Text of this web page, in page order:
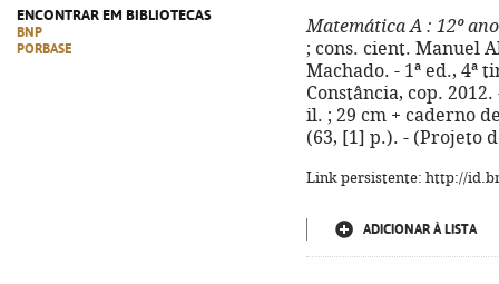
ENCONTRAR EM BIBLIOTECAS
BNP
PORBASE
Matemática A : 12º ano
; cons. cient. Manuel
Machado. - 1ª ed., 4ª
Constância, cop.
il. ; 29 cm + caderno
(63, [1] p.). - (Projeto
Link persistente: http://
ADICIONAR À LISTA